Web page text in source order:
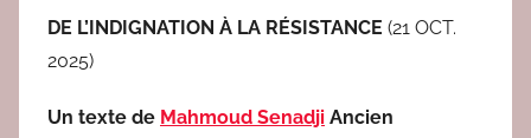
DE L’INDIGNATION À LA RÉSISTANCE (21 OCT.
2025)
Un texte de Mahmoud Senadji Ancien